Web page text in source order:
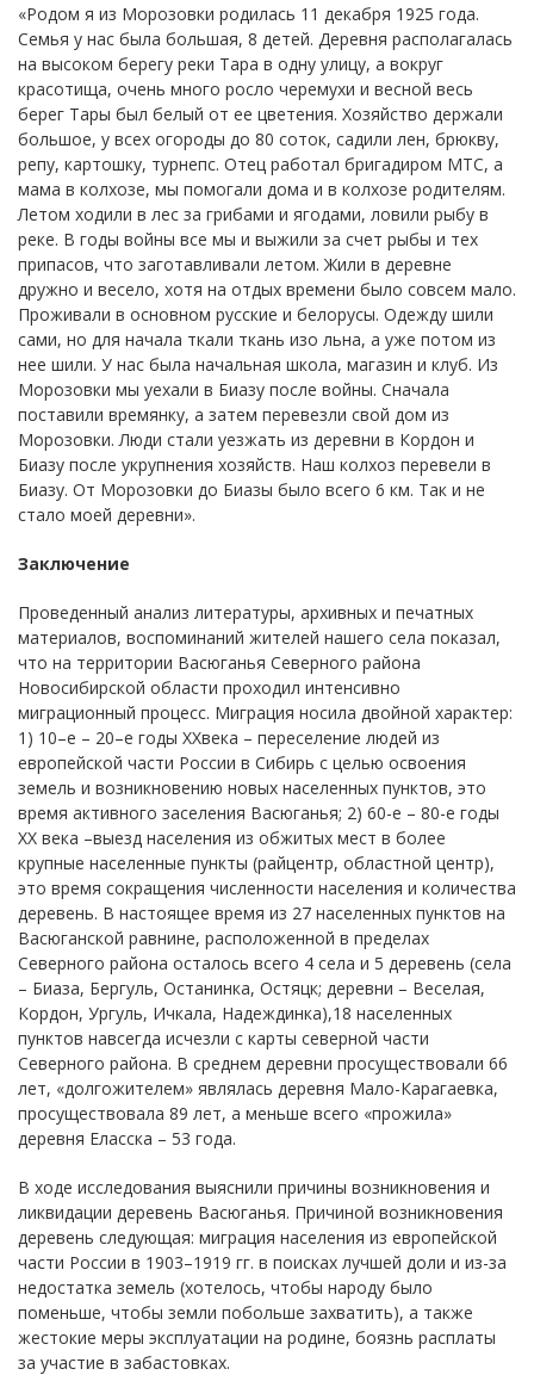
«Родом я из Морозовки родилась 11 декабря 1925 года.
Семья у нас была большая, 8 детей. Деревня располагалась
на высоком берегу реки Тара в одну улицу, а вокруг
красотища, очень много росло черемухи и весной весь
берег Тары был белый от ее цветения. Хозяйство держали
большое, у всех огороды до 80 соток, садили лен, брюкву,
репу, картошку, турнепс. Отец работал бригадиром МТС, а
мама в колхозе, мы помогали дома и в колхозе родителям.
Летом ходили в лес за грибами и ягодами, ловили рыбу в
реке. В годы войны все мы и выжили за счет рыбы и тех
припасов, что заготавливали летом. Жили в деревне
дружно и весело, хотя на отдых времени было совсем мало.
Проживали в основном русские и белорусы. Одежду шили
сами, но для начала ткали ткань изо льна, а уже потом из
нее шили. У нас была начальная школа, магазин и клуб. Из
Морозовки мы уехали в Биазу после войны. Сначала
поставили времянку, а затем перевезли свой дом из
Морозовки. Люди стали уезжать из деревни в Кордон и
Биазу после укрупнения хозяйств. Наш колхоз перевели в
Биазу. От Морозовки до Биазы было всего 6 км. Так и не
стало моей деревни».
Заключение
Проведенный анализ литературы, архивных и печатных
материалов, воспоминаний жителей нашего села показал,
что на территории Васюганья Северного района
Новосибирской области проходил интенсивно
миграционный процесс. Миграция носила двойной характер:
1) 10–е – 20–е годы XXвека – переселение людей из
европейской части России в Сибирь с целью освоения
земель и возникновению новых населенных пунктов, это
время активного заселения Васюганья; 2) 60-е – 80-е годы
XX века –выезд населения из обжитых мест в более
крупные населенные пункты (райцентр, областной центр),
это время сокращения численности населения и количества
деревень. В настоящее время из 27 населенных пунктов на
Васюганской равнине, расположенной в пределах
Северного района осталось всего 4 села и 5 деревень (села
– Биаза, Бергуль, Останинка, Остяцк; деревни – Веселая,
Кордон, Ургуль, Ичкала, Надеждинка),18 населенных
пунктов навсегда исчезли с карты северной части
Северного района. В среднем деревни просуществовали 66
лет, «долгожителем» являлась деревня Мало-Карагаевка,
просуществовала 89 лет, а меньше всего «прожила»
деревня Еласска – 53 года.
В ходе исследования выяснили причины возникновения и
ликвидации деревень Васюганья. Причиной возникновения
деревень следующая: миграция населения из европейской
части России в 1903–1919 гг. в поисках лучшей доли и из-за
недостатка земель (хотелось, чтобы народу было
поменьше, чтобы земли побольше захватить), а также
жестокие меры эксплуатации на родине, боязнь расплаты
за участие в забастовках.